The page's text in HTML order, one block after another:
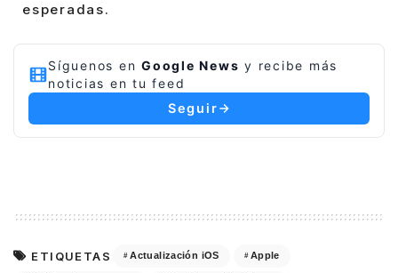
esperadas.
Síguenos en Google News y recibe más
noticias en tu feed
Seguir
ETIQUETAS Actualización iOS Apple